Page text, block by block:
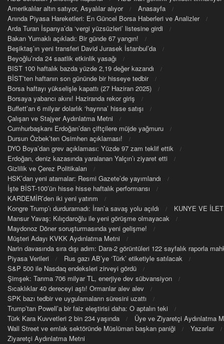
Amerikalılar altın satıyor, Asyalılar alıyor
Anasayfa
Anında Piyasa Hareketleri: En Güncel Borsa Haberleri ve Analizler
Arda Turan İspanya’da ‘vergi yüzsüzleri’ listesine girdi
Bakan Yumaklı açıkladı: Bir günde 67 yangın!
Beşiktaş’ın yeni transferi David Jurasek İstanbul’da
Beyoğlu’nda 24 saatlik etkinlik yasağı
BIST 100 haftalık bazda yüzde 2,19 değer kazandı
BİST’ten haftanın son gününde bir hisseye tedbir
Borsa haftayı yükselişle kapattı (27 Haziran 2025)
Borsaya yabancı akını! Haziranda rekor giriş
Buffett’an 6 milyar dolarlık ‘hayrına’ hisse satışı
Çalışan ve Stajyer Aydınlatma Metni
Cumhurbaşkanı Erdoğan’dan çiftçilere müjde yağmuru
Dursun Özbek’ten Osimhen açıklaması!
DYO Boya’dan grev açıklaması: Yüzde 97 zam teklif ettik
Erdoğan, deniz kazasında yaralanan Yalçın’ı ziyaret etti
Gizlilik ve Çerez Politikaları
HSK’dan yeni atamalar: Resmi Gazete’de yayımlandı
İşte BİST-100’ün hisse hisse haftalık performansı
KARDEMİR’den iki yeni yatırım
Kongre Trump’ı durduramadı: İran’a savaş yolu açıldı
KUNYE VE
Mansur Yavaş: Kılıçdaroğlu ile yeni görüşme olmayacak
Maydonoz Döner soruşturmasında yeni gelişme!
Müşteri Adayı KVKK Aydınlatma Metni
Narin davasında sıra dışı adım: Dara-2 görüntüleri 122 sayfalık raporla
Piyasa Verileri
Rus gazı AB’ye ‘Türk’ etiketiyle satılacak
S&P 500 ile Nasdaq endeksleri zirveyi gördü
Şimşek: Tarıma 706 milyar TL, enerjiye dev sübvansiyon
Sıcaklıklar 40 dereceyi aştı! Ormanlar alev alev
SPK bazı tedbir ve uygulamaların süresini uzattı
Trump’tan Powell’a bir faiz eleştirisi daha: O aptalın teki
Türk Kara Kuvvetleri 2 bin 234 yaşında
Üye ve Ziyaretçi Aydınlatma
Wall Street ve emlak sektöründe Müslüman başkan paniği
Yazarlar
Ziyaretçi Aydınlatma Metni